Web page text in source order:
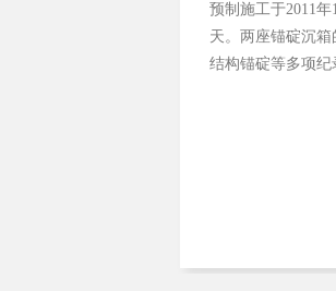
预制施工于2011
天。两座锚碇沉
结构锚碇等多项纪